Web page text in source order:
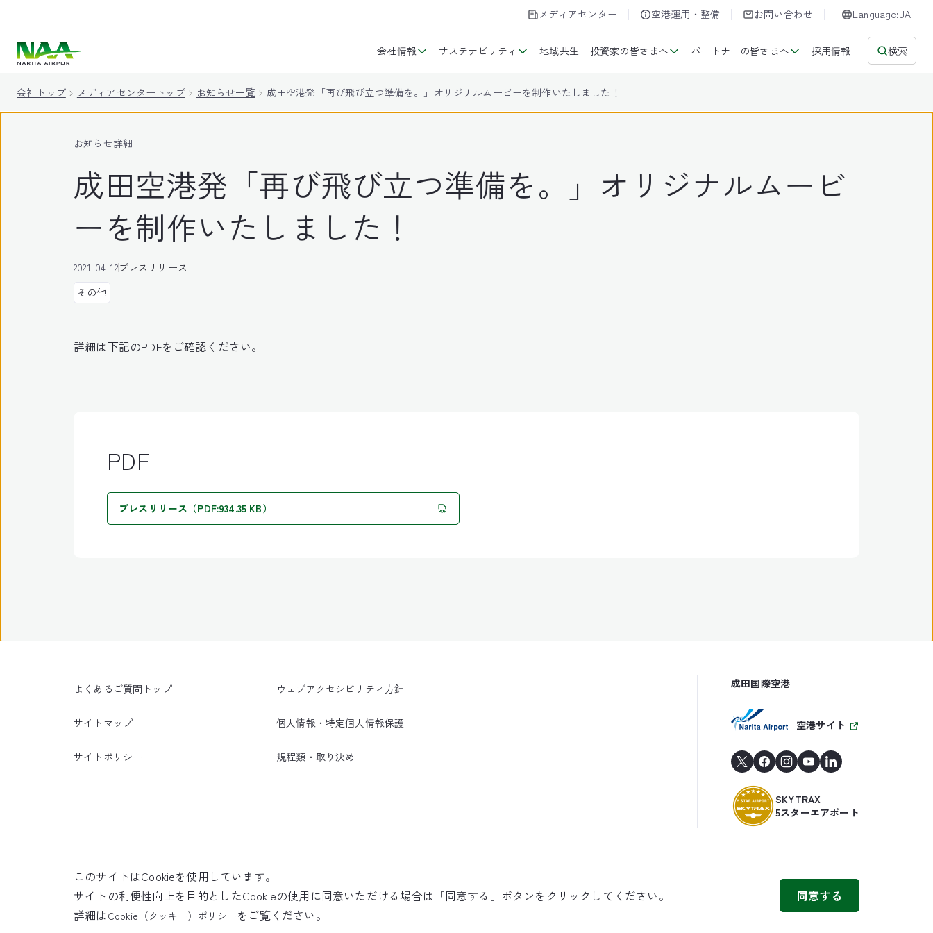
メディアセンター 空港運用・整備 お問い合わせ Language:JA
会社情報 サステナビリティ 地域共生 投資家の皆さまへ パートナーの皆さまへ 採用情報 検索
会社トップ メディアセンタートップ お知らせ一覧 成田空港発「再び飛び立つ準備を。」オリジナルムービーを制作いたしました！
お知らせ詳細
成田空港発「再び飛び立つ準備を。」オリジナルムービ
ーを制作いたしました！
2021-04-12プレスリリース
その他
詳細は下記のPDFをご確認ください。
PDF
プレスリリース（PDF:934.35 KB）
よくあるご質問トップ
サイトマップ
サイトポリシー
ウェブアクセシビリティ方針
個人情報・特定個人情報保護
規程類・取り決め
成田国際空港
空港サイト
SKYTRAX
5スターエアポート
©NARITA INTERNATIONAL AIRPORT CORPORATION
このサイトはCookieを使用しています。
サイトの利便性向上を目的としたCookieの使用に同意いただける場合は「同意する」ボタンをクリックしてください。
詳細は Cookie（クッキー）ポリシーをご覧ください。
同意する